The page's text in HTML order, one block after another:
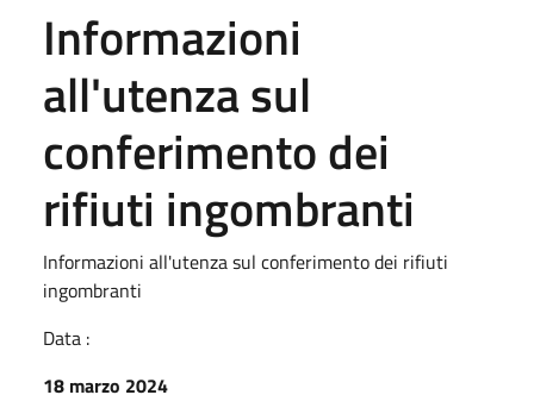
Informazioni
all'utenza sul
conferimento dei
rifiuti ingombranti
Informazioni all'utenza sul conferimento dei rifiuti
ingombranti
Data :
18 marzo 2024